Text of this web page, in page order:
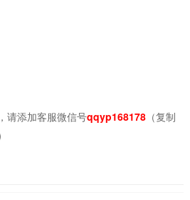
请添加客服微信号qqyp168178（复制